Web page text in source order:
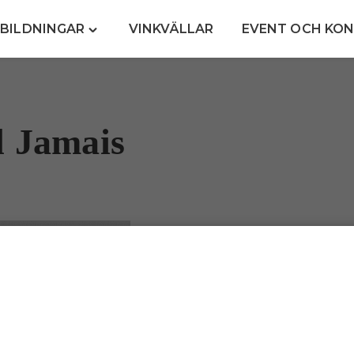
Toggle
"Kurser
VINKVÄLLAR EVENT OCH
Jamais
”Med kunskap ökar man inte
man ökar även